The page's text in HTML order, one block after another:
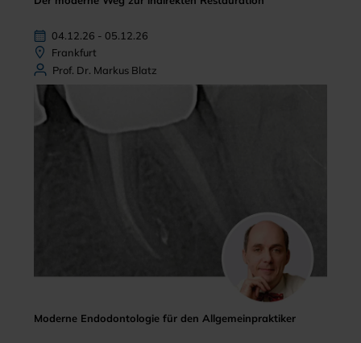
04.12.26 - 05.12.26
Frankfurt
Prof. Dr. Markus Blatz
Moderne Endodontologie für den Allgemeinpraktiker